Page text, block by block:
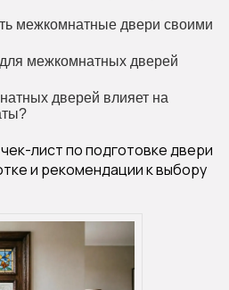
межкомнатные двери своими
межкомнатных дверей
дверей влияет на
лист по подготовке двери
и рекомендации к выбору